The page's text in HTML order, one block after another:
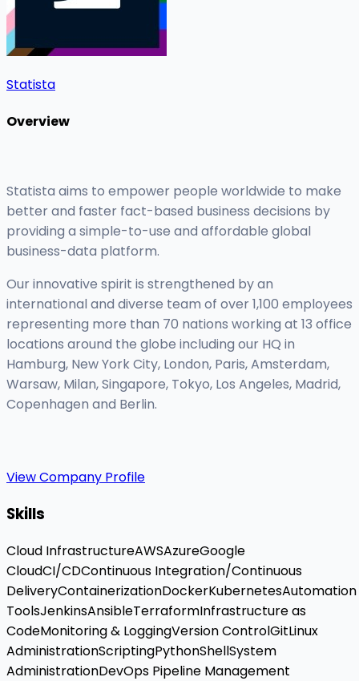
Statista
Overview
Statista aims to empower people worldwide to make
better and faster fact-based business decisions by
providing a simple-to-use and affordable global
business-data platform.
Our innovative spirit is strengthened by an
international and diverse team of over 1,100 employees
representing more than 70 nations working at 13 office
locations around the globe including our HQ in
Hamburg, New York City, London, Paris, Amsterdam,
Warsaw, Milan, Singapore, Tokyo, Los Angeles, Madrid,
Copenhagen and Berlin.
View Company Profile
Skills
Cloud InfrastructureAWSAzureGoogle
CloudCI/CDContinuous Integration/Continuous
DeliveryContainerizationDockerKubernetesAutomation
ToolsJenkinsAnsibleTerraformInfrastructure as
CodeMonitoring & LoggingVersion ControlGitLinux
AdministrationScriptingPythonShellSystem
AdministrationDevOps Pipeline Management